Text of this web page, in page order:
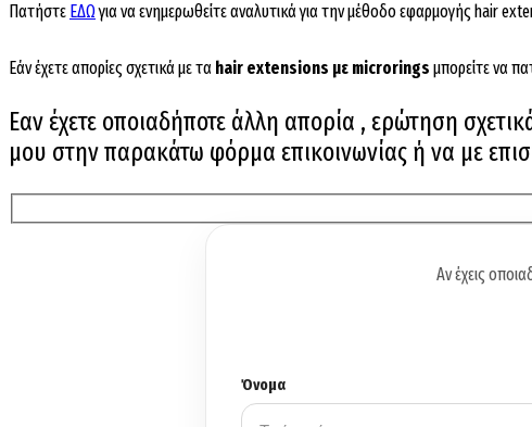
Πατήστε ΕΔΩγια να ενημερωθείτε αναλυτικά για την μέθοδο εφαρμογής hair
Εάν έχετε απορίες σχετικά με τα hair extensions με microrings μπορείτε να
Εαν έχετε οποιαδήποτε άλλη απορία , ερώτηση
μου στην παρακάτω φόρμα επικοινωνίας ή να με
Αν έχεις
Όνομα